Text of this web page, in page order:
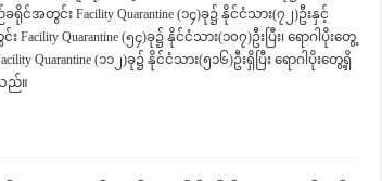
ရိုင်အတွင်း Facility Quarantine (၁၄)ခု၌ နိုင်ငံသား(၇၂)ဦးနှင့်
Quarantine (၅၄)ခု၌ နိုင်ငံသား(၁၀၇)ဦးပြီး၊ ရောဂါပိုးတွေ့
Quarantine (၁၁၂)ခု၌ နိုင်ငံသား(၅၁၆)ဦးရှိပြီး ရောဂါပိုးတွေ့ရှိ
ည်။